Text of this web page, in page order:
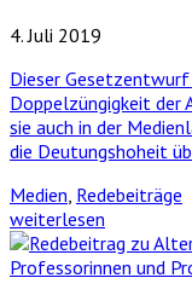
4. Juli 2019
Dieser
Doppelzüngigkeit der
sie auch in der
die Deutungshoheit
Medien Redebeiträge
weiterlesen